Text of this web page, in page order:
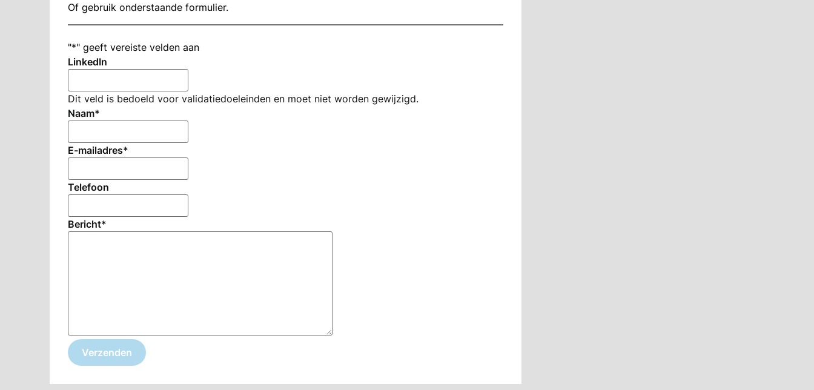
Of gebruik onderstaande formulier.
"*" geeft vereiste velden aan
LinkedIn
Dit veld is bedoeld voor validatiedoeleinden en moet niet worden gewijzigd.
Naam*
E-mailadres*
Telefoon
Bericht*
Verzenden